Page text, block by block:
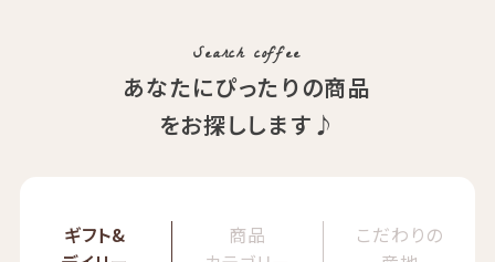
Search coffee
あなたにぴったりの商品
をお探しします♪
ギフト&
商品
こだわりの